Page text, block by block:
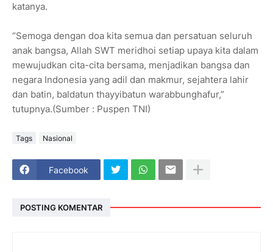
katanya.
“Semoga dengan doa kita semua dan persatuan seluruh
anak bangsa, Allah SWT meridhoi setiap upaya kita dalam
mewujudkan cita-cita bersama, menjadikan bangsa dan
negara Indonesia yang adil dan makmur, sejahtera lahir
dan batin, baldatun thayyibatun warabbunghafur,”
tutupnya.(Sumber : Puspen TNI)
Tags Nasional
Facebook
POSTING KOMENTAR